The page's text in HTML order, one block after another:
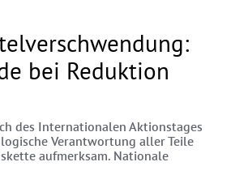
bei Reduktion
des Internationalen Aktionstages
Verantwortung aller Teile
aufmerksam. Nationale